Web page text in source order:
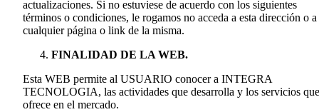
actualizaciones. Si no estuviese de acuerdo con los siguientes
términos o condiciones, le rogamos no acceda a esta dirección o a
cualquier página o link de la misma.
FINALIDAD DE LA WEB.
Esta WEB permite al USUARIO conocer a INTEGRA
TECNOLOGIA, las actividades que desarrolla y los servicios que
ofrece en el mercado.